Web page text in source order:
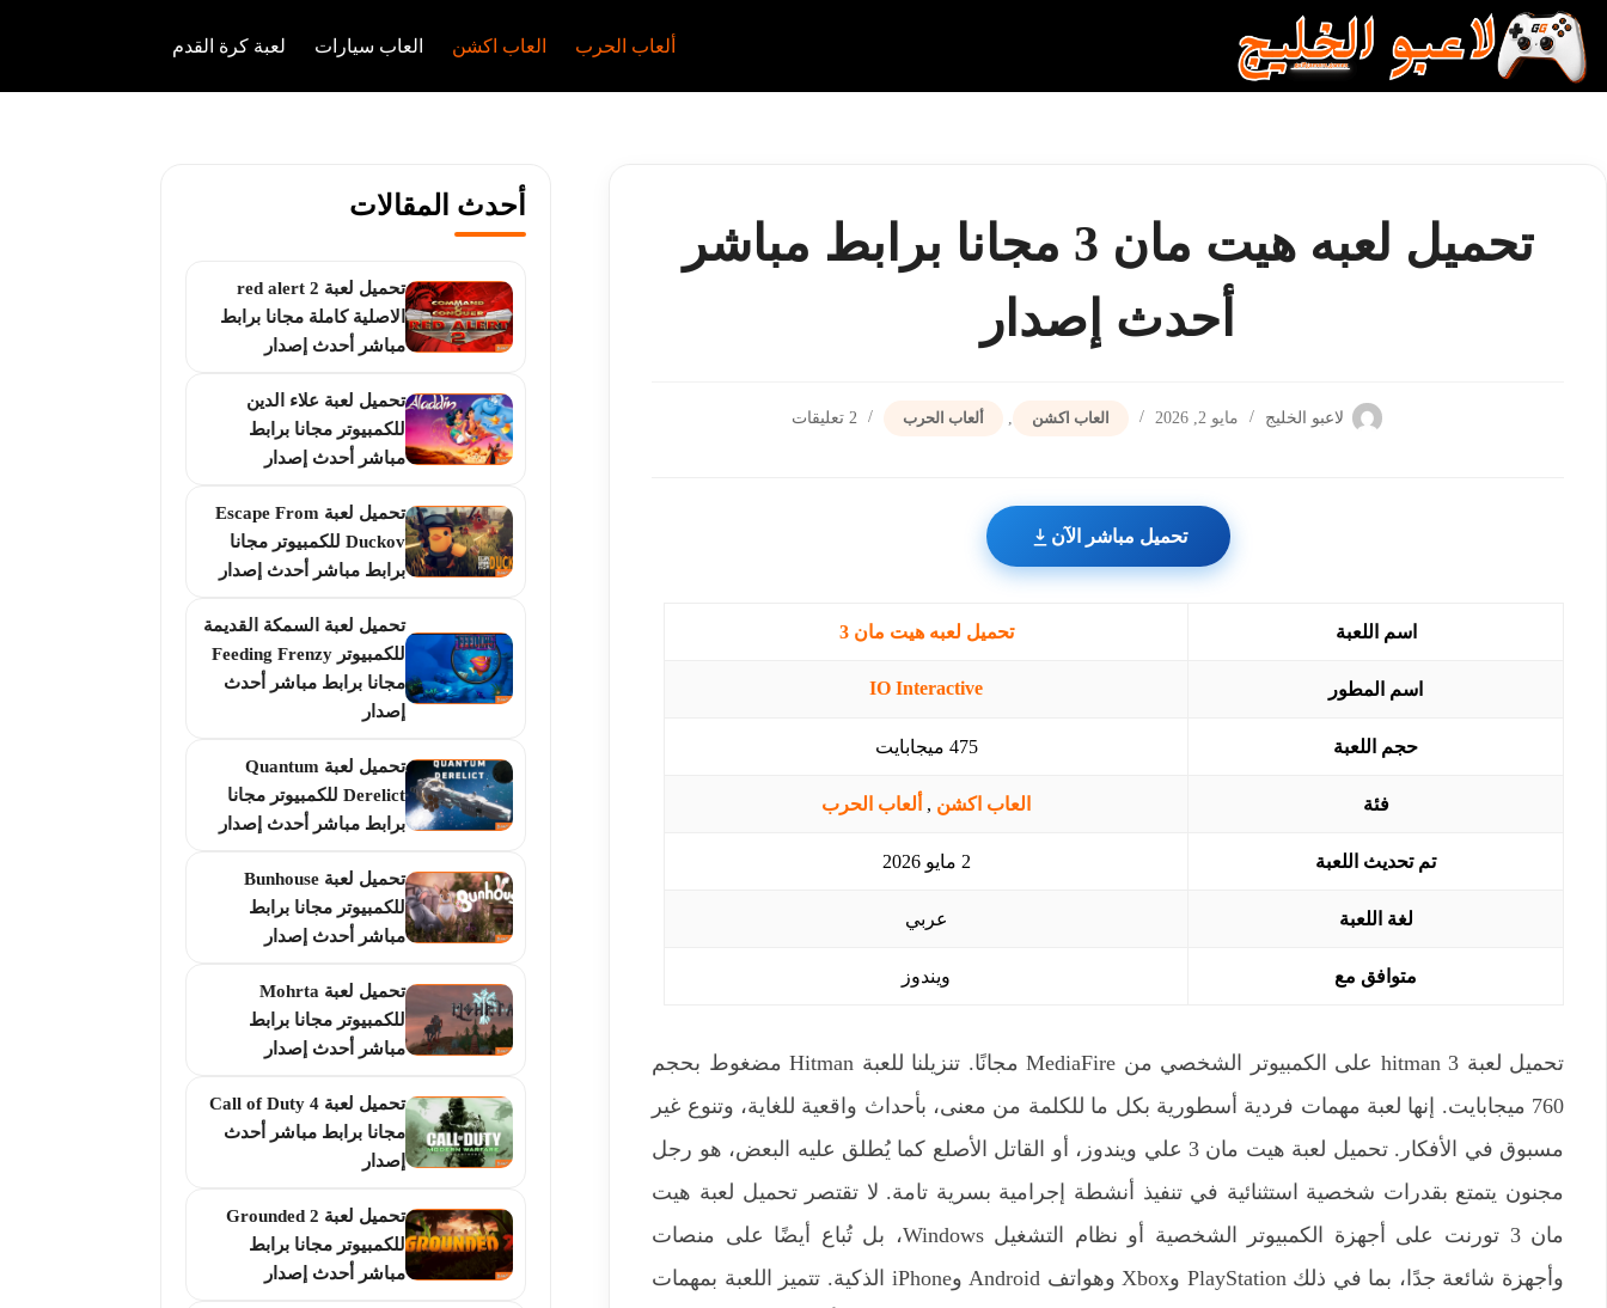
التجاوز
إلى
المحتوى
ألعاب الحرب العاب اكشن العاب سيارات لعبة كرة القدم
تحميل لعبه هيت مان 3 مجانا برابط مباشر
أحدث إصدار
لاعبو الخليج مايو 2, 2026 العاب اكشن , ألعاب الحرب 2 تعليقات
تحميل مباشر الآن
اسم اللعبة تحميل لعبه هيت مان 3
اسم المطور IO Interactive
حجم اللعبة 475 ميجابايت
فئة العاب اكشن , ألعاب الحرب
تم تحديث اللعبة 2 مايو 2026
لغة اللعبة عربي
متوافق مع ويندوز
تحميل لعبة hitman 3 على الكمبيوتر الشخصي من MediaFire مجانًا. تنزيلنا للعبة Hitman مضغوط بحجم
760 ميجابايت. إنها لعبة مهمات فردية أسطورية بكل ما للكلمة من معنى، بأحداث واقعية للغاية، وتنوع غير
مسبوق في الأفكار. تحميل لعبة هيت مان 3 علي ويندوز​، أو القاتل الأصلع كما يُطلق عليه البعض، هو رجل
مجنون يتمتع بقدرات شخصية استثنائية في تنفيذ أنشطة إجرامية بسرية تامة. لا تقتصر تحميل لعبة هيت
مان 3 تورنت​ على أجهزة الكمبيوتر الشخصية أو نظام التشغيل Windows، بل تُباع أيضًا على منصات
وأجهزة شائعة جدًا، بما في ذلك PlayStation وXbox وهواتف Android وiPhone الذكية. تتميز اللعبة بمهمات
أحدث المقالات
تحميل لعبة red alert 2
الاصلية كاملة مجانا برابط
مباشر أحدث إصدار
تحميل لعبة علاء الدين
للكمبيوتر مجانا برابط
مباشر أحدث إصدار
تحميل لعبة Escape From
Duckov للكمبيوتر مجانا
برابط مباشر أحدث إصدار
تحميل لعبة السمكة القديمة
للكمبيوتر Feeding Frenzy
مجانا برابط مباشر أحدث
إصدار
تحميل لعبة Quantum
Derelict للكمبيوتر مجانا
برابط مباشر أحدث إصدار
تحميل لعبة Bunhouse
للكمبيوتر مجانا برابط
مباشر أحدث إصدار
تحميل لعبة Mohrta
للكمبيوتر مجانا برابط
مباشر أحدث إصدار
تحميل لعبة Call of Duty 4
مجانا برابط مباشر أحدث
إصدار
تحميل لعبة Grounded 2
للكمبيوتر مجانا برابط
مباشر أحدث إصدار